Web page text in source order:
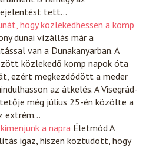
tett…
hogy közlekedhessen a komp
dunai vízállás már a
van a Dunakanyarban. A
közlekedő komp napok óta
ezért megkezdődött a meder
az átkelés. A Visegrád-
még július 25-én közölte a
extrém…
a napra ÉletmódA
igaz, hiszen köztudott, hogy